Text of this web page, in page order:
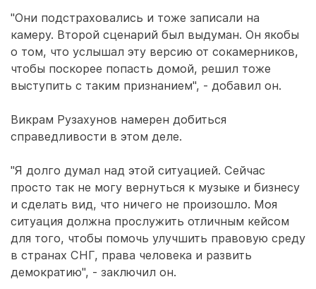
"Они подстраховались и тоже записали на
камеру. Второй сценарий был выдуман. Он якобы
о том, что услышал эту версию от сокамерников,
чтобы поскорее попасть домой, решил тоже
выступить с таким признанием", - добавил он.
Викрам Рузахунов намерен добиться
справедливости в этом деле.
"Я долго думал над этой ситуацией. Сейчас
просто так не могу вернуться к музыке и бизнесу
и сделать вид, что ничего не произошло. Моя
ситуация должна прослужить отличным кейсом
для того, чтобы помочь улучшить правовую среду
в странах СНГ, права человека и развить
демократию", - заключил он.